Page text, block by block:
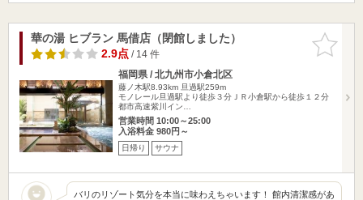
お気に入
りに追加
華の湯 ヒブラン 馬借店（閉館しました）
2.9点/ 14 件
福岡県 / 北九州市小倉北区
藤ノ木駅8.93km 旦過駅259m
モノレール旦過駅より徒歩３分ＪＲ小倉駅から徒歩１２分
都市高速紫川イン…
営業時間 10:00～25:00
入浴料金 980円～
日帰り サウナ
バリのリゾート気分を本当に味わえちゃいます！ 館内清潔感があ